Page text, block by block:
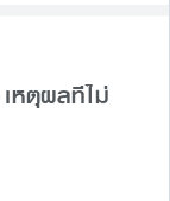
หตุผลที่ไม่